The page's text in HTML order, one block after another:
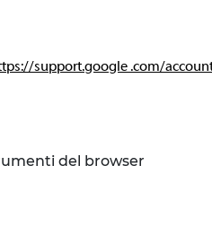
support.google .com/
del browser